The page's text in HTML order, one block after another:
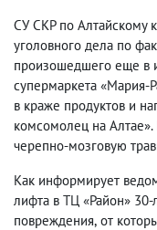
СУ СКР по Алтайскому
уголовного дела по
произошедшего еще в
супермаркета «Мария-
в краже продуктов и
комсомолец на
черепно-мозговую
Как информирует
лифта в ТЦ «Район»
повреждения, от